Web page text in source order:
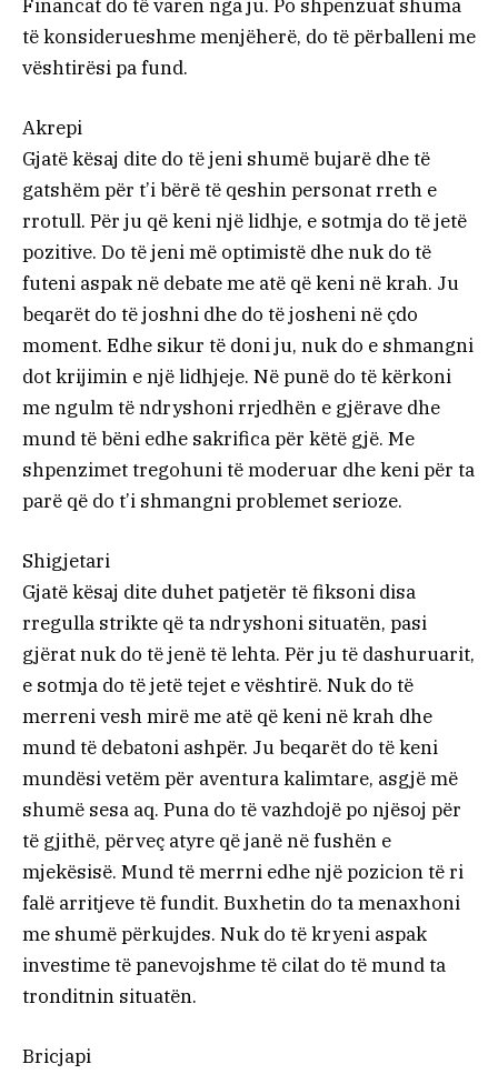
Financat do të varen nga ju. Po shpenzuat shuma
të konsiderueshme menjëherë, do të përballeni me
vështirësi pa fund.
Akrepi
Gjatë kësaj dite do të jeni shumë bujarë dhe të
gatshëm për t’i bërë të qeshin personat rreth e
rrotull. Për ju që keni një lidhje, e sotmja do të jetë
pozitive. Do të jeni më optimistë dhe nuk do të
futeni aspak në debate me atë që keni në krah. Ju
beqarët do të joshni dhe do të josheni në çdo
moment. Edhe sikur të doni ju, nuk do e shmangni
dot krijimin e një lidhjeje. Në punë do të kërkoni
me ngulm të ndryshoni rrjedhën e gjërave dhe
mund të bëni edhe sakrifica për këtë gjë. Me
shpenzimet tregohuni të moderuar dhe keni për ta
parë që do t’i shmangni problemet serioze.
Shigjetari
Gjatë kësaj dite duhet patjetër të fiksoni disa
rregulla strikte që ta ndryshoni situatën, pasi
gjërat nuk do të jenë të lehta. Për ju të dashuruarit,
e sotmja do të jetë tejet e vështirë. Nuk do të
merreni vesh mirë me atë që keni në krah dhe
mund të debatoni ashpër. Ju beqarët do të keni
mundësi vetëm për aventura kalimtare, asgjë më
shumë sesa aq. Puna do të vazhdojë po njësoj për
të gjithë, përveç atyre që janë në fushën e
mjekësisë. Mund të merrni edhe një pozicion të ri
falë arritjeve të fundit. Buxhetin do ta menaxhoni
me shumë përkujdes. Nuk do të kryeni aspak
investime të panevojshme të cilat do të mund ta
tronditnin situatën.
Bricjapi